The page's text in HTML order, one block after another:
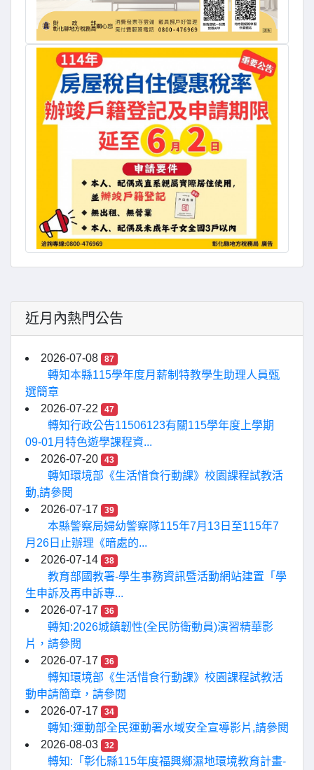
近月內熱門公告
2026-07-08 87
轉知本縣115學年度月薪制特教學生助理人員甄
選簡章
2026-07-22
47
轉知行政公告11506123有關115學年度上學期
09-01月特色遊學課程資...
2026-07-20
43
轉知環境部《生活惜食行動課》校園課程試教活
動,請參閱
2026-07-17
39
本縣警察局婦幼警察隊115年7月13日至115年7
月26日止辦理《暗處的...
2026-07-14
38
教育部國教署-學生事務資訊暨活動網站建置「學
生申訴及再申訴專...
2026-07-17
36
轉知:2026城鎮韌性(全民防衛動員)演習精華影
片，請參閱
2026-07-17
36
轉知環境部《生活惜食行動課》校園課程試教活
動申請簡章，請參閱
2026-07-17
34
轉知:運動部全民運動署水域安全宣導影片,請參閱
2026-08-03
32
轉知:「彰化縣115年度福興鄉濕地環境教育計畫-